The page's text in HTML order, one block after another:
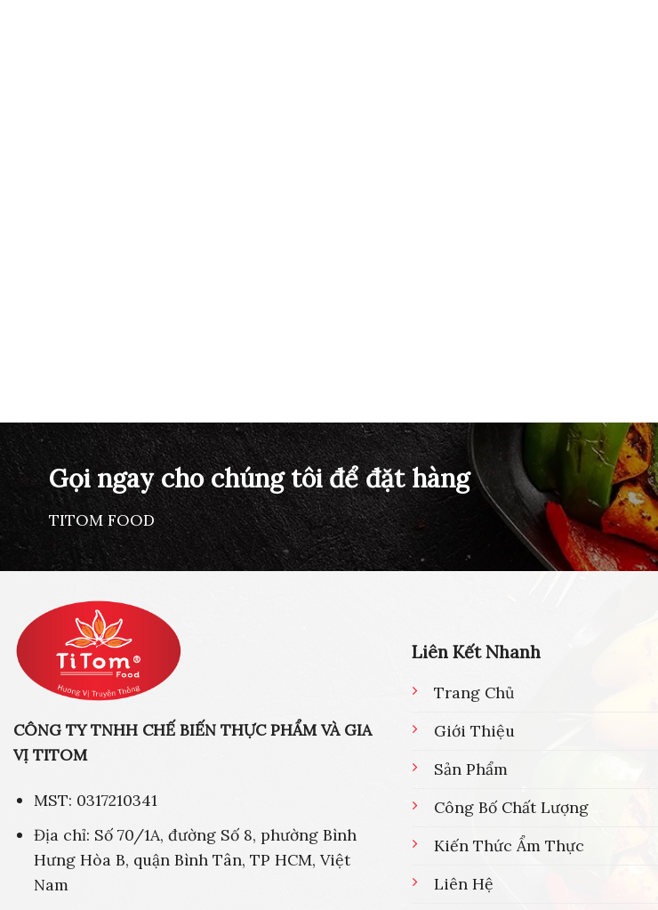
Gọi ngay cho chúng tôi để đặt hàng
TITOM FOOD
CÔNG TY TNHH CHẾ BIẾN THỰC PHẨM VÀ GIA
VỊ TITOM
MST: 0317210341
Địa chỉ: Số 70/1A, đường Số 8, phường Bình
Hưng Hòa B, quận Bình Tân, TP HCM, Việt
Nam
Liên Kết Nhanh
Trang Chủ
Giới Thiệu
Sản Phẩm
Công Bố Chất Lượng
Kiến Thức Ẩm Thực
Liên Hệ